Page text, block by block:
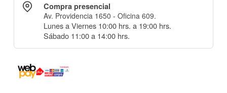
Compra presencial
Av. Providencia 1650 - Oficina 609.
Lunes a Viernes 10:00 hrs. a 19:00 hrs.
Sábado 11:00 a 14:00 hrs.